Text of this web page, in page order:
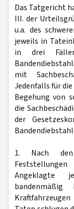
Das Tatgericht
III. der
u.a. des
jeweils in
in drei
mit
Jedenfalls für
Begehung von
die
der
1. Nach den
Angeklagte
bandenmäßig